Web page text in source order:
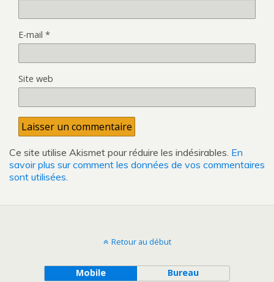
E-mail *
Site web
Ce site utilise Akismet pour réduire les indésirables. En
savoir plus sur comment les données de vos commentaires
sont utilisées.
Retour au début
Mobile Bureau